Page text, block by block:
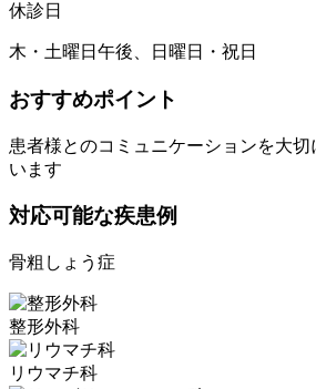
休診日
木・土曜日午後、日曜日・祝日
おすすめポイント
患者様とのコミュニケーションを大
います
対応可能な疾患例
骨粗しょう症
整形外科
リウマチ科